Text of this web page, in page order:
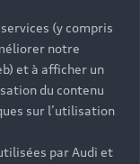
(y compris
notre
et à afficher un
du contenu
sur l’utilisation
par Audi et